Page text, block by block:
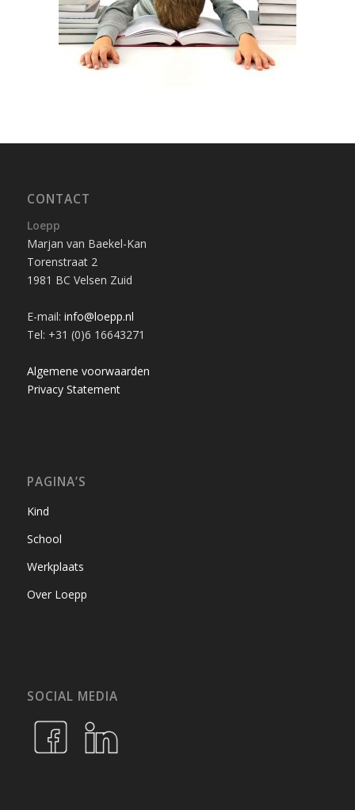
CONTACT
Loepp
Marjan van Baekel-Kan
Torenstraat 2
1981 BC Velsen Zuid
E-mail: info@loepp.nl
Tel: +31 (0)6 16643271
Algemene voorwaarden
Privacy Statement
PAGINA’S
Kind
School
Werkplaats
Over Loepp
SOCIAL MEDIA